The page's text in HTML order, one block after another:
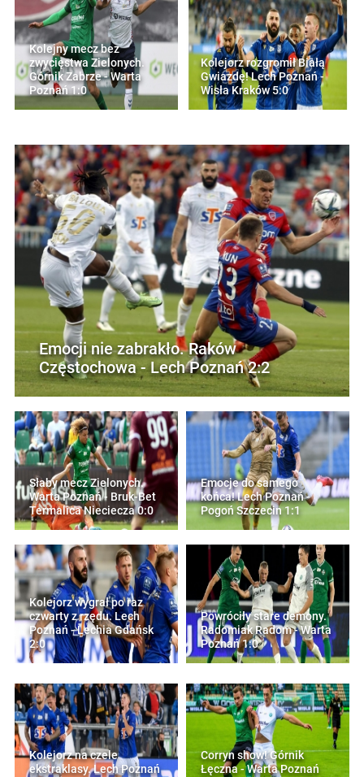
Kolejny mecz bez
zwycięstwa Zielonych.
Górnik Zabrze - Warta
Poznań 1:0
Kolejorz rozgromił Białą
Gwiazdę! Lech Poznań -
Wisła Kraków 5:0
Emocji nie zabrakło. Raków
Częstochowa - Lech Poznań 2:2
Słaby mecz Zielonych.
Warta Poznań - Bruk-Bet
Termalica Nieciecza 0:0
Emocje do samego
końca! Lech Poznań -
Pogoń Szczecin 1:1
Kolejorz wygrał po raz
czwarty z rzędu. Lech
Poznań - Lechia Gdańsk
2:0
Powróciły stare demony.
Radomiak Radom - Warta
Poznań 1:0
Kolejorz na czele
ekstraklasy. Lech Poznań
Corryn show! Górnik
Łęczna - Warta Poznań